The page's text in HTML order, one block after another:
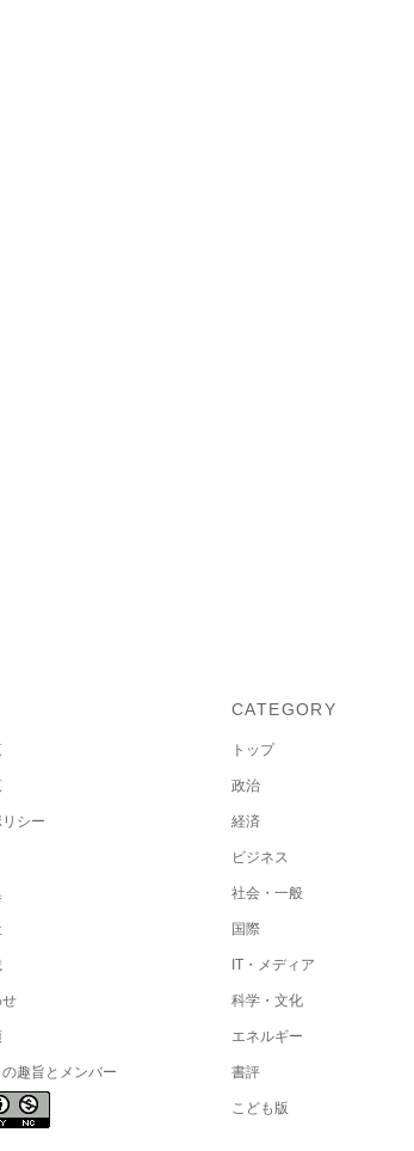
シー
趣旨とメンバー
CATEGORY
トップ
政治
経済
ビジネス
社会・一般
国際
IT・メディア
科学・文化
エネルギー
書評
こども版